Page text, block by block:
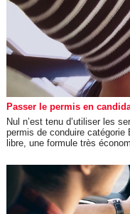
Passer le permis en
Nul n’est tenu d’utiliser les
permis de conduire catégorie
libre, une formule très